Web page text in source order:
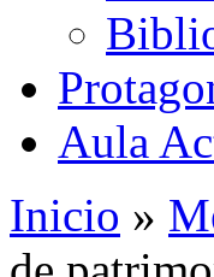
Aula
Inicio »